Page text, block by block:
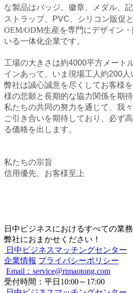
な製品はバッジ、徽章、メダル、
ストラップ、PVC、シリコン販促と
OEM/ODM生産を専門にデザイン
いる一体化企業です。
工場の大きさは約4000平方メート
インあって、いま現場工人約200人
弊社は誠心誠意を尽くしてお客様
様の悲願と長期的な協力関係を期待
私たちの共同の努力を通じて、我
ご引き合いを期待しており、必ず
る価格を出します。
私たちの宗旨
信用優先、お客様至上
日中ビジネスにおけるすべての業務
弊社におまかせください！
日中ビジネスマッチングセンター
企業情報 プライバシーポリシー
Email：service@rimaotong.com
受付時間：平日10:00～17:00